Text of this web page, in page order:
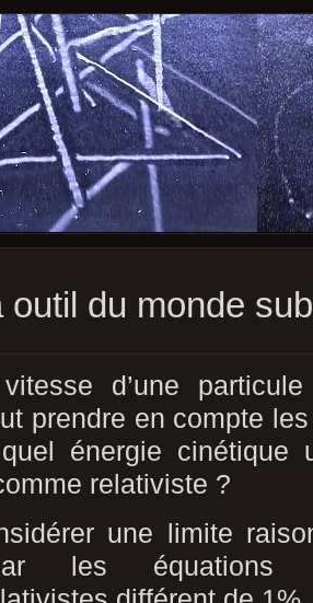
outil du monde
d’une
prendre en compte
énergie cinétique
relativiste ?
une limite
ar les équations